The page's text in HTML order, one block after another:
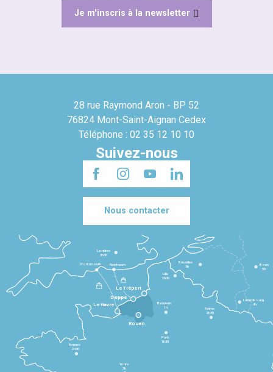
Je m'inscris à la newsletter
28 rue Raymond Aron - BP 52
76824 Mont-Saint-Aignan Cedex
Téléphone : 02 35 12 10 10
Suivez-nous
Nous contacter
Le Havre
Dieppe
Le Tréport
Rennes
2h30
Tours
3h
Paris
1h30
Beauvais
1h
Reims
2h45
Lille
2h30
Bruxelles
3h
Londres
3h30
Newhaven
Portsmouth
Bonn
5h
Luxembourg
4h
Rouen